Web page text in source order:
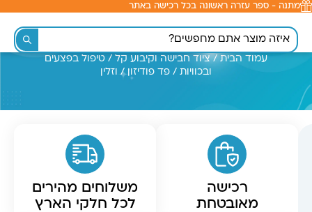
לתוכן
מתנה - ספר עזרה ראשונה בכל רכישה באתר
עמוד הבית/ציוד חבישה וקיבוע קל / טיפול בפצעים
ובכוויות / פד פודיזון / וזלין
רכישה
מאובטחת
משלוחים מהירים
לכל חלקי הארץ